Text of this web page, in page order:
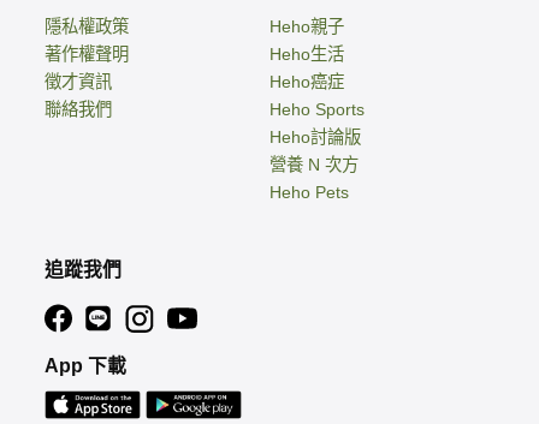
隱私權政策
著作權聲明
徵才資訊
聯絡我們
Heho親子
Heho生活
Heho癌症
Heho Sports
Heho討論版
營養 N 次方
Heho Pets
追蹤我們
App 下載